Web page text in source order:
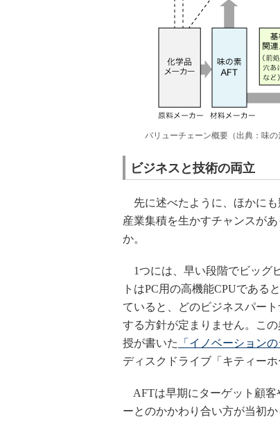
バリューチェーン概要（出典：味の
ビジネスと技術の両立
先に述べたように、ほかにも
産業集積を生かすチャンスが
か。
1つには、早い段階でビッグ
トはPC用の高機能CPUである
ていると、どのビジネスパー
する方針が定まりません。こ
授が書いた
「イノベーションの
ディスクドライブ「キティー
AFTは早期にターゲット顧客
ーとのかかわり合い方が当初